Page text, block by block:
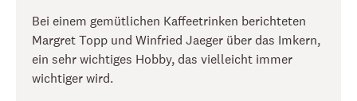
Bei einem gemütlichen Kaffeetrinken berichteten
Margret Topp und Winfried Jaeger über das Imkern,
ein sehr wichtiges Hobby, das vielleicht immer
wichtiger wird.